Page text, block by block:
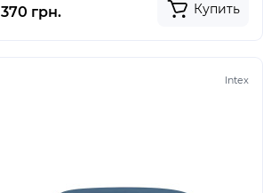
370 грн. Купить
Intex